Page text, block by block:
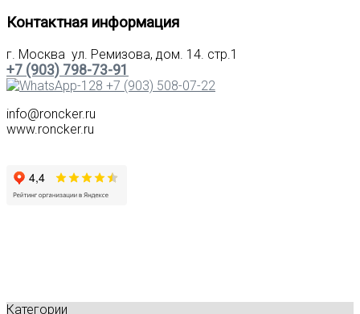
Контактная информация
г. Москва ул. Ремизова, дом. 14. стр.1
+7 (903) 798-73-91
+7 (903) 508-07-22
info@roncker.ru
www.roncker.ru
Категории